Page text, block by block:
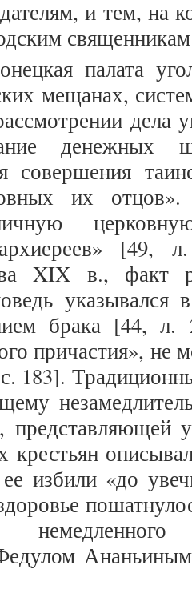
и тем, на
палата
мещанах,
дела
денежных
совершения
их отцов».
[49,
XIX в., факт
указывался
брака [44,
причастия», не
183].
представляющей
крестьян
избили «до